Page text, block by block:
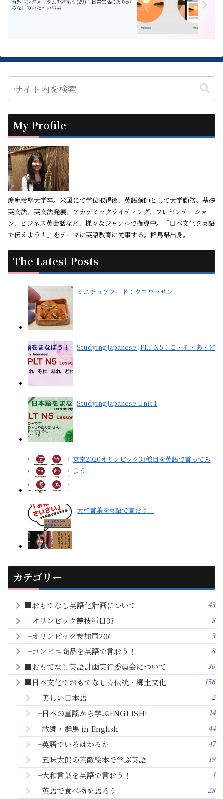
海外エンタメコラムを読もう(29)：日常生活にありが
ちな耳のいた〜い事実
My Profile
慶應義塾大学卒。米国にて学位取得後、英語講師として大学勤務。基礎
英文法、英文法発展、アカデミックライティング、プレゼンテーショ
ン、ビジネス英会話など、様々なジャンルで指導中。「日本文化を英語
で伝えよう！」をテーマに英語教育に従事する。群馬県出身。
The Latest Posts
ミニチュアフード：クロワッサン
Studying Japanese JPLT N5：こ・そ・あ・ど
Studying Japanese Unit 1
東京2020オリンピック33種目を英語で言ってみ
よう！
大和言葉を英語で言おう！
カテゴリー
■おもてなし英語化計画について 43
├オリンピック競技種目33 8
├オリンピック参加国206 3
├コンビニ商品を英語で言おう！ 8
■おもてなし英語計画実行委員会について 36
■日本文化でおもてなし☆伝統・郷土文化 156
├美しい日本語 2
├日本の童謡から学ぶENGLISH! 14
├故郷・群馬 in English 44
├英語でいろはかるた 47
├五味太郎の素敵絵本で学ぶ英語 19
├大和言葉を英語で言おう！ 1
├英語で食べ物を語ろう！ 28